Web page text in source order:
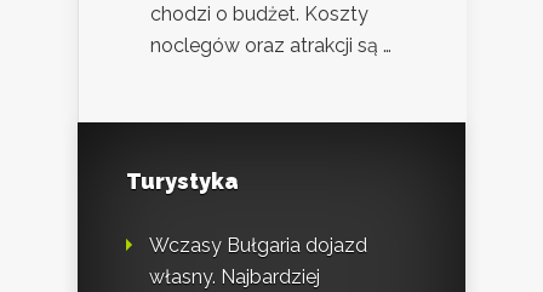
chodzi o budżet. Koszty
noclegów oraz atrakcji są …
Turystyka
Wczasy Bułgaria dojazd
własny. Najbardziej